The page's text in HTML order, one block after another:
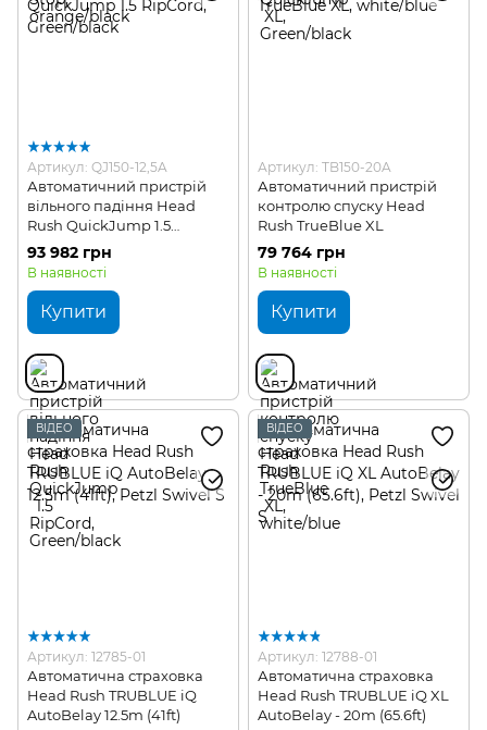
Артикул: QJ150-12,5A
Автоматичний пристрій
вільного падіння Head
Rush QuickJump 1.5
RipCord
93 982 грн
В наявності
Купити
Артикул: TB150-20A
Автоматичний пристрій
контролю спуску Head
Rush TrueBlue XL
79 764 грн
В наявності
Купити
ВІДЕО
Артикул: 12785-01
Автоматична страховка
Head Rush TRUBLUE iQ
AutoBelay 12.5m (41ft)
ВІДЕО
Артикул: 12788-01
Автоматична страховка
Head Rush TRUBLUE iQ XL
AutoBelay - 20m (65.6ft)